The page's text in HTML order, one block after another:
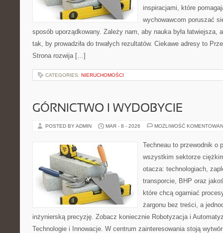
inspiracjami, które
wychowawcom poruszać
sposób uporządkowany. Zależy nam, aby nauka była łatwiejsza,
tak, by prowadziła do trwałych rezultatów. Ciekawe adresy to
Strona rozwija […]
CATEGORIES: NIERUCHOMOŚCI
GÓRNICTWO I WYDOBYCIE
POSTED BY ADMIN MAR - 8 - 2026 MOŻLIWOŚĆ
Techneau to przewodnik o
wszystkim sektorze
otacza: technologiach,
transporcie, BHP oraz
które chcą ogarniać
żargonu bez treści, a
inżynierską precyzję. Zobacz koniecznie Robotyzacja i
Technologie i Innowacje. W centrum zainteresowania stoją